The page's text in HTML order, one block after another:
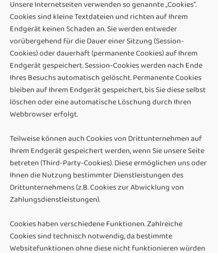
Unsere Internetseiten verwenden so genannte „Cookies“.
Cookies sind kleine Textdateien und richten auf Ihrem
Endgerät keinen Schaden an. Sie werden entweder
vorübergehend für die Dauer einer Sitzung (Session-
Cookies) oder dauerhaft (permanente Cookies) auf Ihrem
Endgerät gespeichert. Session-Cookies werden nach Ende
Ihres Besuchs automatisch gelöscht. Permanente Cookies
bleiben auf Ihrem Endgerät gespeichert, bis Sie diese selbst
löschen oder eine automatische Löschung durch Ihren
Webbrowser erfolgt.
Teilweise können auch Cookies von Drittunternehmen auf
Ihrem Endgerät gespeichert werden, wenn Sie unsere Seite
betreten (Third-Party-Cookies). Diese ermöglichen uns oder
Ihnen die Nutzung bestimmter Dienstleistungen des
Drittunternehmens (z.B. Cookies zur Abwicklung von
Zahlungsdienstleistungen).
Cookies haben verschiedene Funktionen. Zahlreiche
Cookies sind technisch notwendig, da bestimmte
Websitefunktionen ohne diese nicht funktionieren würden